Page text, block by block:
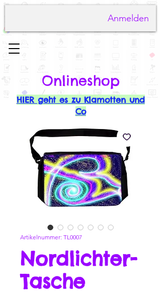
Anmelden
Onlineshop
HIER geht es zu Klamotten und
Co
Artikelnummer: TL0007
Nordlichter-
Tasche